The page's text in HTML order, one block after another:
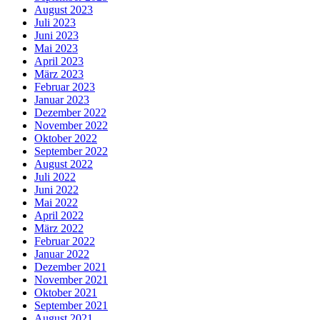
August 2023
Juli 2023
Juni 2023
Mai 2023
April 2023
März 2023
Februar 2023
Januar 2023
Dezember 2022
November 2022
Oktober 2022
September 2022
August 2022
Juli 2022
Juni 2022
Mai 2022
April 2022
März 2022
Februar 2022
Januar 2022
Dezember 2021
November 2021
Oktober 2021
September 2021